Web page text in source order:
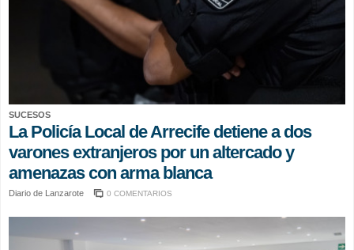
SUCESOS
La Policía Local de Arrecife detiene a dos
varones extranjeros por un altercado y
amenazas con arma blanca
Diario de Lanzarote 0 COMENTARIOS